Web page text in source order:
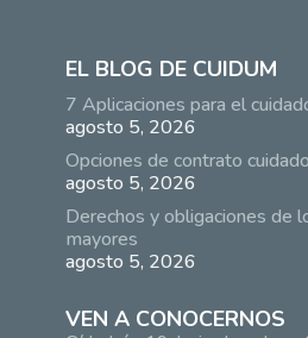
EL BLOG DE CUIDUM
7 Aplicaciones para el
agosto 5, 2026
Opciones de contrato
agosto 5, 2026
Derechos y obligaciones de
mayores
agosto 5, 2026
VEN A CONOCERNOS